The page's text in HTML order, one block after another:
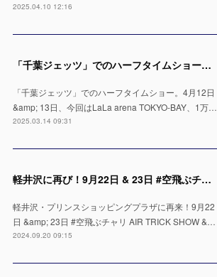
2025.04.10 12:16
「千葉ジェッツ」でのハーフタイムショー出演決定！LaLa arena TOKYO-BAYの1万人の会場で実施 ※4月12日 & 13日
「千葉ジェッツ」でのハーフタイムショー。4月12日
&amp; 13日、今回はLaLa arena TOKYO-BAY、1万…
2025.03.14 09:31
軽井沢に再び！9月22日 & 23日 #空飛ぶチャリ AIR TRICK SHOW & パンプトラック体験！
軽井沢・プリンスショッピングプラザに再来！9月22
日 &amp; 23日 #空飛ぶチャリ AIR TRICK SHOW &…
2024.09.20 09:15